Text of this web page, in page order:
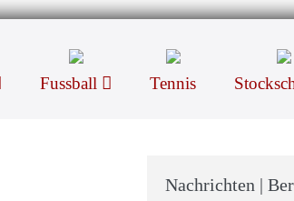
Fussball Tennis
Nachrichten |